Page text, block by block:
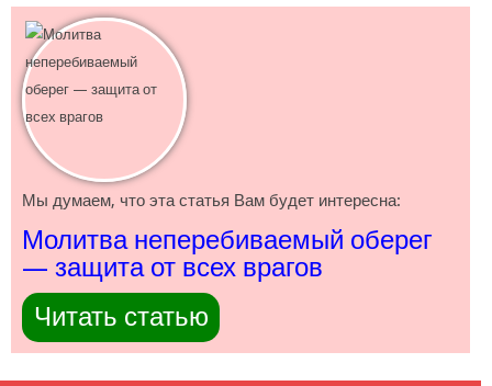
Мы думаем, что эта статья Вам будет интересна:
Молитва неперебиваемый оберег
— защита от всех врагов
Читать статью